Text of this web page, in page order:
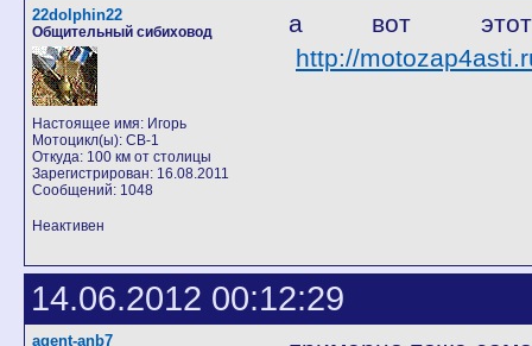
22dolphin22
Общительный сибиховод
Настоящее имя: Игорь
Мотоцикл(ы): CB-1
Откуда: 100 км от столицы
Зарегистрирован: 16.08.2011
Сообщений: 1048
а вот этот
http://
Неактивен
14.06.2012 00:12:29
agent-anb7